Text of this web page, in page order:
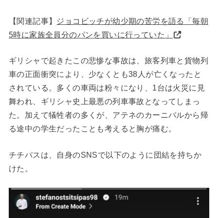
【関連記事】 ジョコビッチが幼少期の苦労を語る「毎朝
5時に家族全員分のパンを買いに行っていた」
ギリシャで起きたこの悲惨な事故は、旅客列車と貨物列
車の正面衝突により、少なくとも38人が亡くなったと
されている。多くの車両は粉々になり、1台は火災に見
舞われ、ギリシャ史上最悪の列車事故となってしまっ
た。加えて犠牲者の多くが、アテネのカーニバルから帰
る途中の学生だったことも考えると胸が痛む。
チチパスは、自身のSNSで以下のように団結を持ちか
けた。